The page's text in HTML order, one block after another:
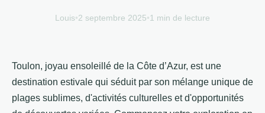
Louis•2 septembre 2025•1 min de lecture
Toulon, joyau ensoleillé de la Côte d’Azur, est une
destination estivale qui séduit par son mélange unique de
plages sublimes, d'activités culturelles et d'opportunités